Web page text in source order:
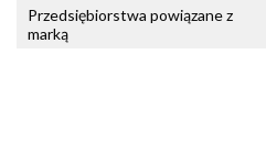
Przedsiębiorstwa powiązane z
marką